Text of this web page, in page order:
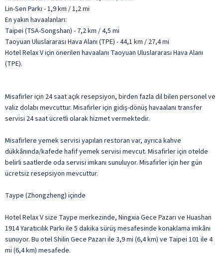
Lin-Sen Parkı - 1,9 km / 1,2 mi
En yakın havaalanları:
Taipei (TSA-Songshan) - 7,2 km / 4,5 mi
Taoyuan Uluslararası Hava Alanı (TPE) - 44,1 km / 27,4 mi
Hotel Relax V için önerilen havaalanı Taoyuan Uluslararası Hava Alanı
(TPE).
Misafirler için 24 saat açık resepsiyon, birden fazla dil bilen personel ve
valiz dolabı mevcuttur. Misafirler için gidiş-dönüş havaalanı transfer
servisi 24 saat ücretli olarak hizmet vermektedir.
Misafirlere yemek servisi yapılan restoran var, ayrıca kahve
dükkânında/kafede hafif yemek servisi mevcut. Misafirler için otelde
belirli saatlerde oda servisi imkanı sunuluyor. Misafirler için her gün
ücretsiz resepsiyon mevcuttur.
Taype (Zhongzheng) içinde
Hotel Relax V size Taype merkezinde, Ningxia Gece Pazarı ve Huashan
1914 Yaratıcılık Parkı ile 5 dakika sürüş mesafesinde konaklama imkânı
sunuyor. Bu otel Shilin Gece Pazarı ile 3,9 mi (6,4 km) ve Taipei 101 ile 4
mi (6,4 km) mesafede.